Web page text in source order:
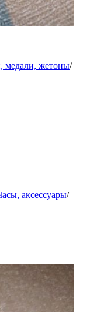
медали, жетоны/
аксессуары/